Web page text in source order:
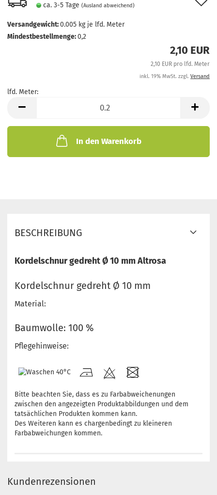
ca. 3-5 Tage (Ausland abweichend)
Versandgewicht:0.005 kg je lfd. Meter
Mindestbestellmenge:0,2
2,10 EUR
2,10 EUR pro lfd. Meter
inkl. 19% MwSt. zzgl. Versand
lfd. Meter:
Meter
In den Warenkorb
BESCHREIBUNG
Kordelschnur gedreht Ø 10 mm Altrosa
Kordelschnur gedreht Ø 10 mm
Material:
Baumwolle: 100 %
Pflegehinweise:
Bitte beachten Sie, dass es zu Farbabweichenungen
zwischen den angezeigten Produktabbildungen und dem
tatsächlichen Produkten kommen kann.
Des Weiteren kann es chargenbedingt zu kleineren
Farbabweichungen kommen.
Kundenrezensionen